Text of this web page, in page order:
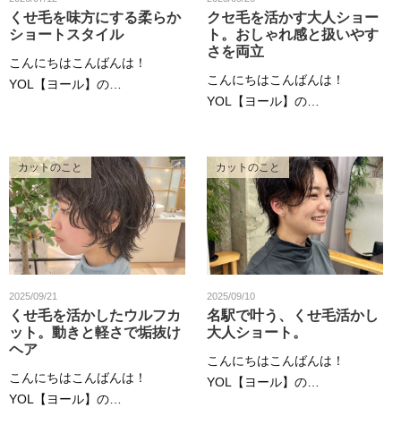
くせ毛を味方にする柔らか
ショートスタイル
こんにちはこんばんは！
YOL【ヨール】の…
クセ毛を活かす大人ショー
ト。おしゃれ感と扱いやす
さを両立
こんにちはこんばんは！
YOL【ヨール】の…
カットのこと
2025/09/21
くせ毛を活かしたウルフカ
ット。動きと軽さで垢抜け
ヘア
こんにちはこんばんは！
YOL【ヨール】の…
カットのこと
2025/09/10
名駅で叶う、くせ毛活かし
大人ショート。
こんにちはこんばんは！
YOL【ヨール】の…